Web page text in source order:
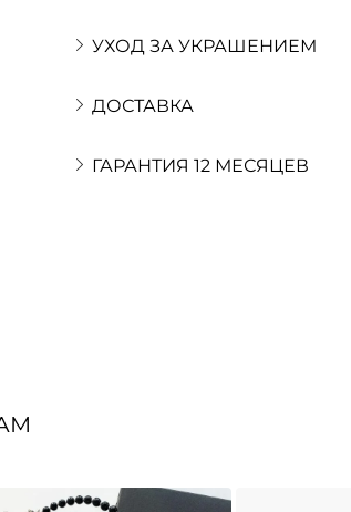
УХОД ЗА УКРАШЕНИЕМ
ДОСТАВКА
ГАРАНТИЯ 12 МЕСЯЦЕВ